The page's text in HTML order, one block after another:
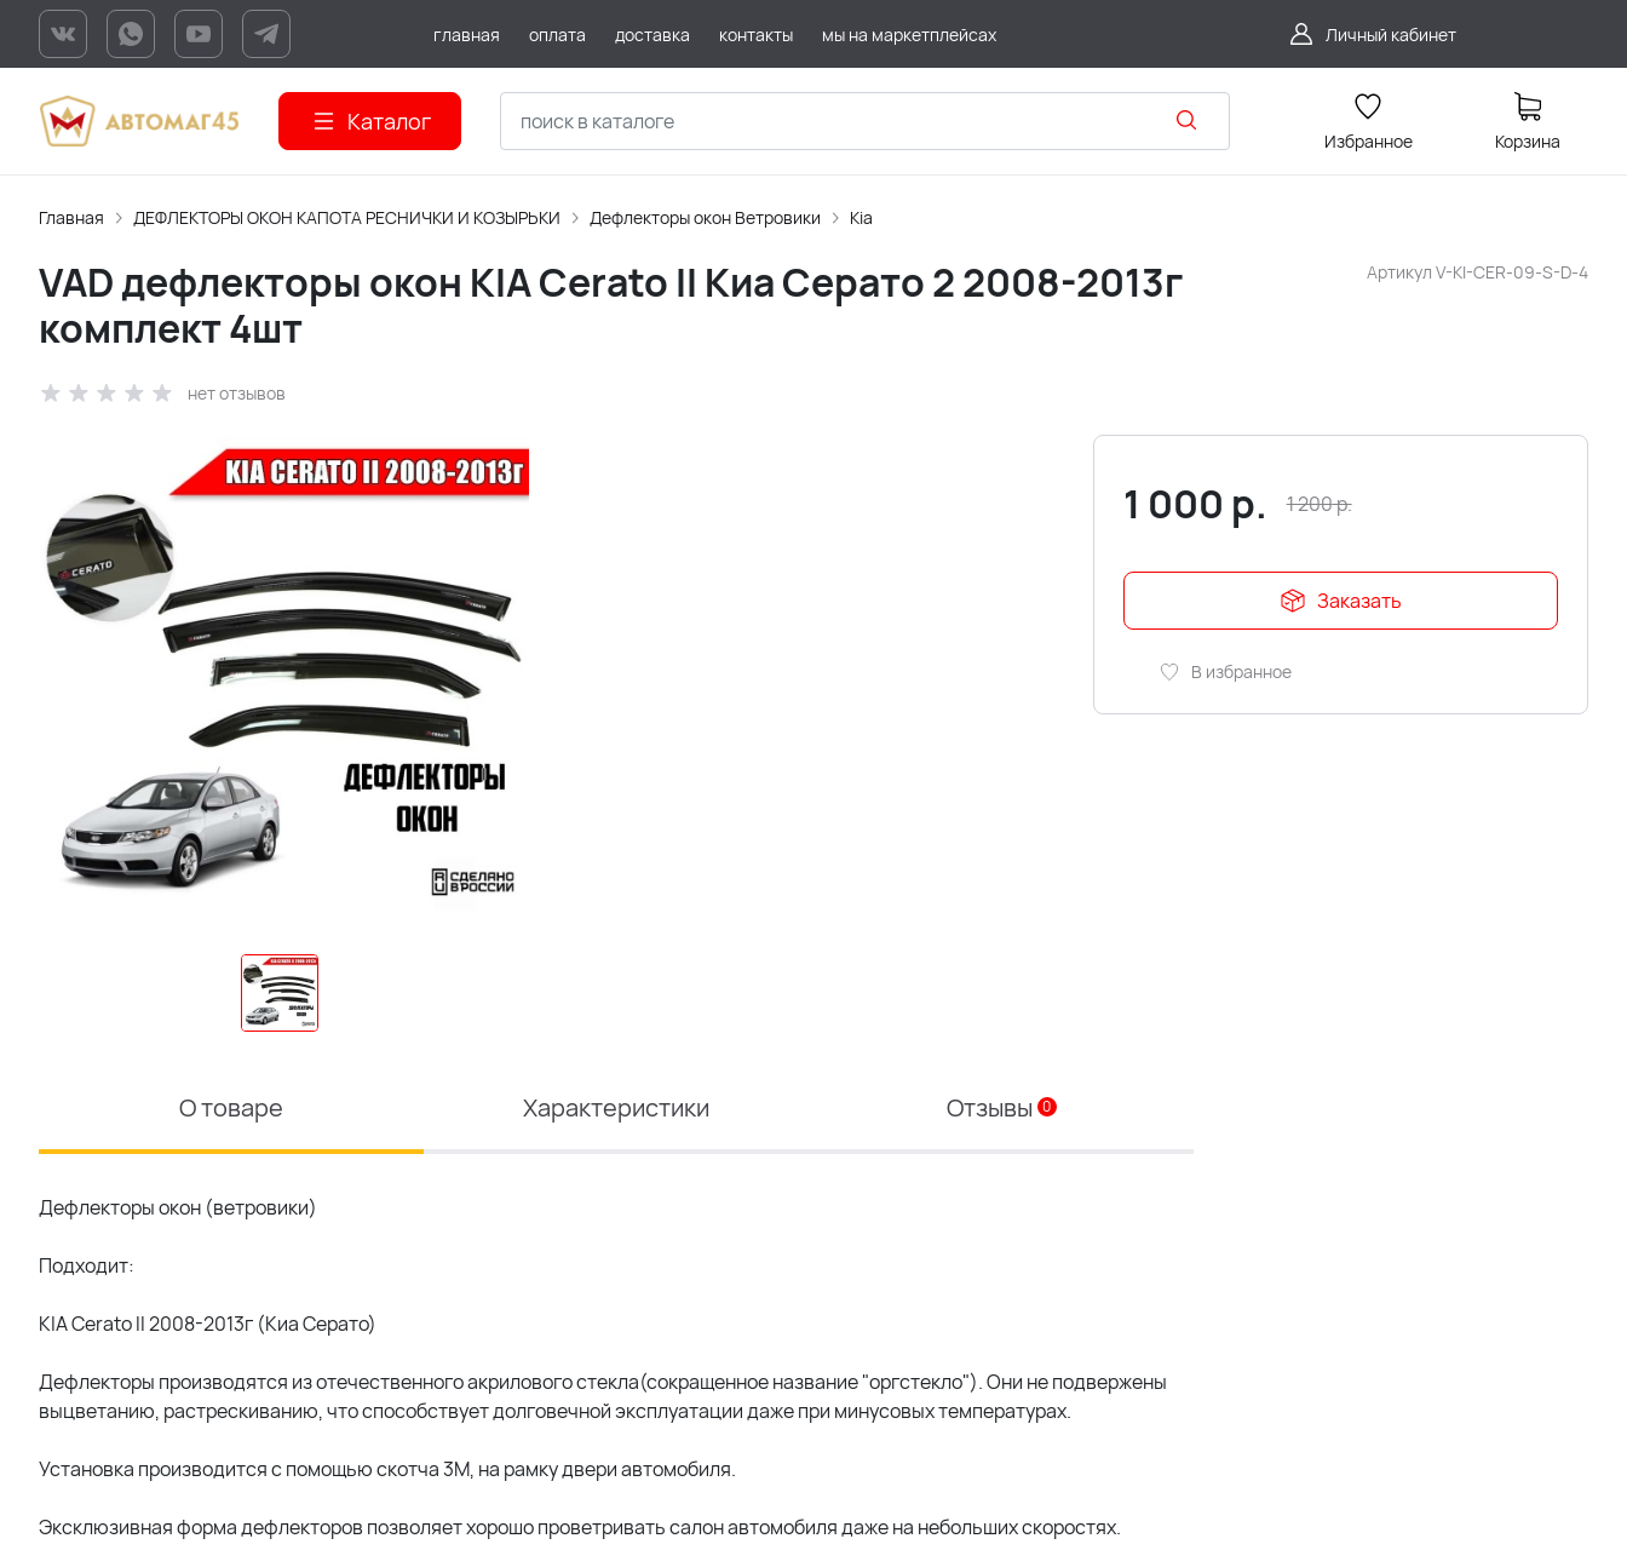
главная оплата доставка контакты мы на маркетплейсах Личный кабинет
Каталог
Избранное Корзина
Главная ДЕФЛЕКТОРЫ ОКОН КАПОТА РЕСНИЧКИ И КОЗЫРЬКИ Дефлекторы окон Ветровики Kia
Артикул V-KI-CER-09-S-D-4
VAD дефлекторы окон KIA Cerato II Киа Серато 2 2008-2013г
комплект 4шт
нет отзывов
1 000 р. 1 200р.
Заказать
В избранное
О товаре Характеристики Отзывы 0
Дефлекторы окон (ветровики)
Подходит:
KIA Cerato II 2008-2013г (Киа Серато)
Дефлекторы производятся из отечественного акрилового стекла(сокращенное название "оргстекло"). Они не подвержены
выцветанию, растрескиванию, что способствует долговечной эксплуатации даже при минусовых температурах.
Установка производится с помощью скотча 3М, на рамку двери автомобиля.
Эксклюзивная форма дефлекторов позволяет хорошо проветривать салон автомобиля даже на небольших скоростях.